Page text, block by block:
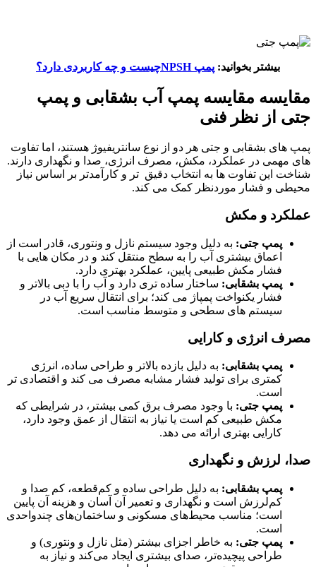
بیشتر بخوانید: پمپ NPSHچیست و چه کاربردی دارد؟
مقایسه مقایسه پمپ آب بشقابی و پمپ
جتی از نظر فنی
پمپ‌ های بشقابی و جتی هر دو از نوع سانتریفیوژ هستند، اما تفاوت‌
های مهمی در عملکرد، مکش، مصرف انرژی، صدا و نگهداری دارند.
شناخت این تفاوت‌ ها به انتخاب دقیق‌ تر و کارآمدتر بر اساس نیاز
محیطی و فشار موردنظر کمک می‌ کند.
عملکرد و مکش
پمپ جتی: به دلیل وجود سیستم نازل و ونتوری، قادر است از
اعماق بیشتری آب را به سطح منتقل کند و در مکان‌ هایی با
فشار مکش طبیعی پایین، عملکرد بهتری دارد.
پمپ بشقابی: ساختار ساده‌ تری دارد و آب را با دبی بالاتر و
فشار یکنواخت پمپاژ می‌ کند؛ برای انتقال سریع آب در
سیستم‌ های سطحی و متوسط مناسب است.
مصرف انرژی و کارایی
پمپ بشقابی: به دلیل بازده بالاتر و طراحی ساده، انرژی
کمتری برای تولید فشار مشابه مصرف می کند و اقتصادی تر
است.
پمپ جتی: با وجود مصرف برق کمی بیشتر، در شرایطی که
مکش طبیعی کم است یا نیاز به انتقال از عمق وجود دارد،
کارایی بهتری ارائه می دهد.
صدا، لرزش و نگهداری
پمپ بشقابی: به دلیل طراحی ساده و کم‌قطعه، کم صدا و
کم‌لرزش است و نگهداری و تعمیر آن آسان و هزینه آن پایین
است؛ مناسب محیط‌های مسکونی و ساختمان‌های چندواحدی
است.
پمپ جتی: به خاطر اجزای بیشتر (مثل نازل و ونتوری) و
طراحی پیچیده‌تر، صدای بیشتری ایجاد می‌کند و نیاز به